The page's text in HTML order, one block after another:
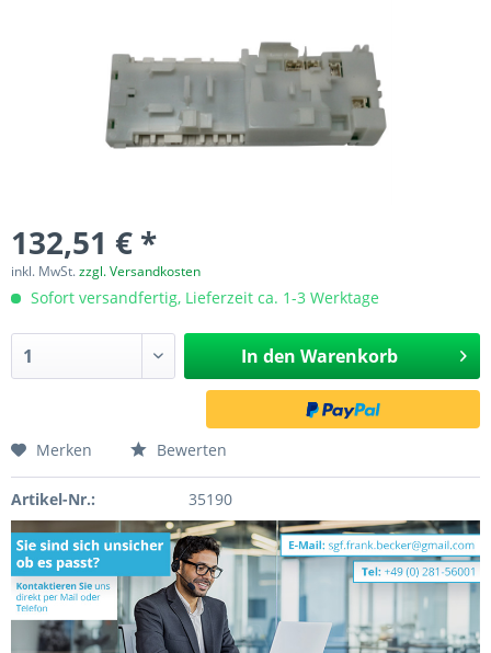
132,51 € *
inkl. MwSt.zzgl. Versandkosten
Sofort versandfertig, Lieferzeit ca. 1-3 Werktage
In den Warenkorb
Merken Bewerten
Artikel-Nr.: 35190